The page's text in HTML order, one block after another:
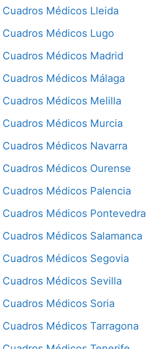
Cuadros Médicos Lleida
Cuadros Médicos Lugo
Cuadros Médicos Madrid
Cuadros Médicos Málaga
Cuadros Médicos Melilla
Cuadros Médicos Murcia
Cuadros Médicos Navarra
Cuadros Médicos Ourense
Cuadros Médicos Palencia
Cuadros Médicos Pontevedra
Cuadros Médicos Salamanca
Cuadros Médicos Segovia
Cuadros Médicos Sevilla
Cuadros Médicos Soria
Cuadros Médicos Tarragona